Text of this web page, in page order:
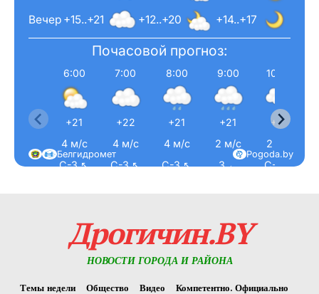
+15..+21 +12..+20 +14..+17
Вечер
Почасовой прогноз:
6:00
+21
4 м/с
С-З ↖
7:00
+22
4 м/с
С-З ↖
8:00
+21
4 м/с
С-З ↖
9:00
+21
2 м/с
З ←
10:00
+21
2 м/с
С-З ↖
Pogoda.by
Белгидромет
Дрогичин.BY
НОВОСТИ ГОРОДА И РАЙОНА
Темы недели Общество Видео
Компетентно. Официально